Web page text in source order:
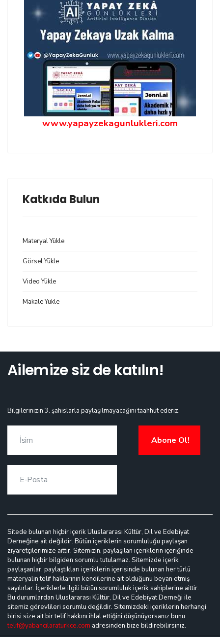
www.yapayzekagunlukleri.com
Katkıda Bulun
Materyal Yükle
Görsel Yükle
Video Yükle
Makale Yükle
Ailemize siz de katılın!
Bilgilerinizin 3. şahıslarla paylaşılmayacağını taahhüt ederiz.
Abone Ol!
Sitede bulunan hiçbir içerik Uluslararası Kültür, Dil ve Edebiyat
Derneğine ait değildir. Bütün içeriklerin sorumluluğu paylaşan
ziyaretçilerimize aittir. Sitemizin, paylaşılan içeriklerin içeriğinde
bulunan hiçbir bilgiden sorumlu tutulamaz. Sitemizde içerik
paylaşanlar, paylaştıkları içeriklerin içerisinde bulunan her türlü
materyalin telif haklarının kendilerine ait olduğunu beyan etmiş
sayılırlar. İçeriklerle ilgili bütün sorumluluk içerik sahiplerine aittir.
Bu durumlardan Uluslararası Kültür, Dil ve Edebiyat Derneği ile
sitemiz görevlileri sorumlu değildir. Sitemizdeki içeriklerin herhangi
birisi size ait bir telif hakkını ihlal ettiğini düşünüyorsanız bunu
telif@yabancilaraturkce.com adresinden bize bildirebilirsiniz.